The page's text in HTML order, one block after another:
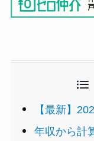
【最新】
年収から計